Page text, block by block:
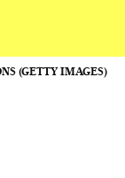
(GETTY IMAGES)